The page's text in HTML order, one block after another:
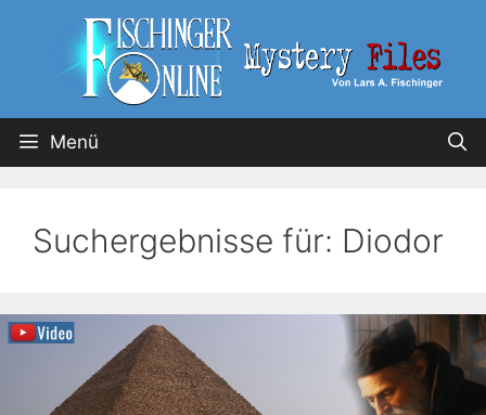
Menü
Suchergebnisse für: Diodor